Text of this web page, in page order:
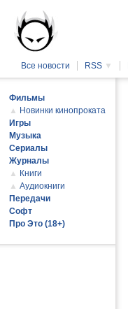
Все новости RSS ▼
Фильмы
▲ Новинки кинопроката
Игры
Музыка
Сериалы
Журналы
▲ Книги
▲ Аудиокниги
Передачи
Софт
Про Это (18+)